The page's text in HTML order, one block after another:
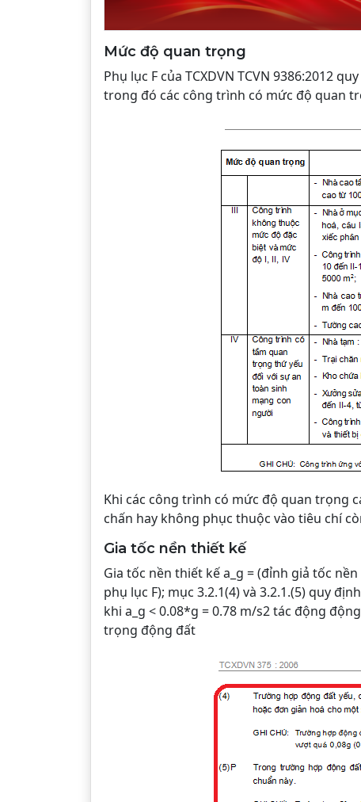
Mức độ quan trọng
Phụ lục F của TCXDVN TCVN 9386:2012
trong đó các công trình có mức độ quan
Khi các công trình có mức độ quan trọng
chấn hay không phục thuộc vào tiêu chí
Gia tốc nền thiết kế
Gia tốc nền thiết kế a_g = (đỉnh giả tốc
phụ lục F); mục 3.2.1(4) và 3.2.1.(5) quy
khi a_g < 0.08*g = 0.78 m/s2 tác động
trọng động đất